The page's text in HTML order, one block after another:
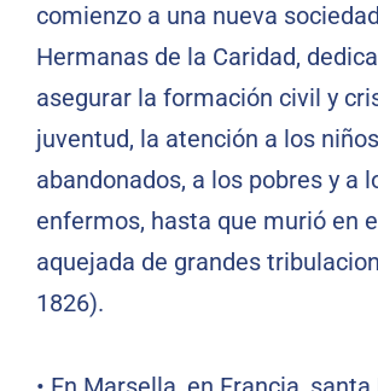
comienzo a una nueva
Hermanas de la Caridad,
asegurar la formación civil y
juventud, la atención a los niños
abandonados, a los pobres y a
enfermos, hasta que murió en
aquejada de grandes
1826).